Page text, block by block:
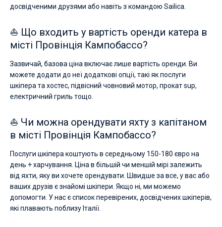
досвідченими друзями або навіть з командою Sailica.
⛵ Що входить у вартість оренди катера в
місті Провінція Кампобассо?
Зазвичай, базова ціна включає лише вартість оренди. Ви
можете додати до неї додаткові опції, такі як послуги
шкіпера та хостес, підвісний човновий мотор, прокат sup,
електричний гриль тощо.
⛵ Чи можна орендувати яхту з капітаном
в місті Провінція Кампобассо?
Послуги шкіпера коштують в середньому 150-180 євро на
день + харчування. Ціна в більшій чи меншій мірі залежить
від яхти, яку ви хочете орендувати. Швидше за все, у вас або
ваших друзів є знайомі шкіпери. Якщо ні, ми можемо
допомогти. У нас є список перевірених, досвідчених шкіперів,
які плавають поблизу Італії.